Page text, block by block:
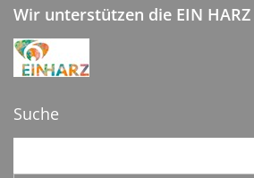
Wir unterstützen die EIN HARZ
Suche